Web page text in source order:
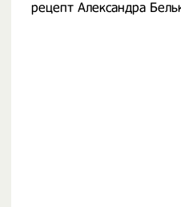
рецепт Александра